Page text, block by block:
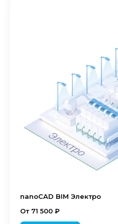
nanoCAD BIM Электро
От 71 500 ₽